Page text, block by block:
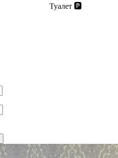
Туалет 🅿️